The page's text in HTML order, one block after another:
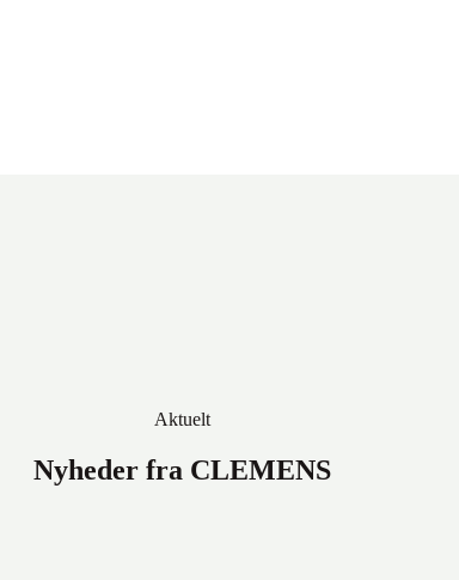
Aktuelt
Nyheder fra CLEMENS